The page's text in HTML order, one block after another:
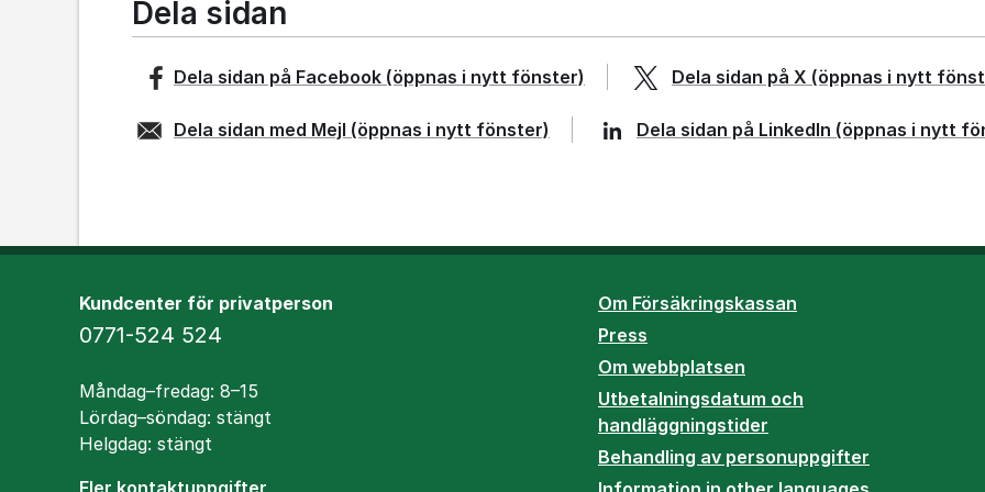
Dela sidan
Dela sidan på Facebook (öppnas i nytt fönster) Dela sidan på X (öppnas i nytt
Dela sidan med Mejl (öppnas i nytt fönster) Dela sidan på LinkedIn (öppnas i nytt
Kundcenter för privatperson
Telefon
0771-524 524
Öppettider
Måndag–fredag: 8–15
Lördag–söndag: stängt
Helgdag: stängt
Fler kontaktuppgifter
Om Försäkringskassan
Press
Om webbplatsen
Utbetalningsdatum och
handläggningstider
Behandling av personuppgifter